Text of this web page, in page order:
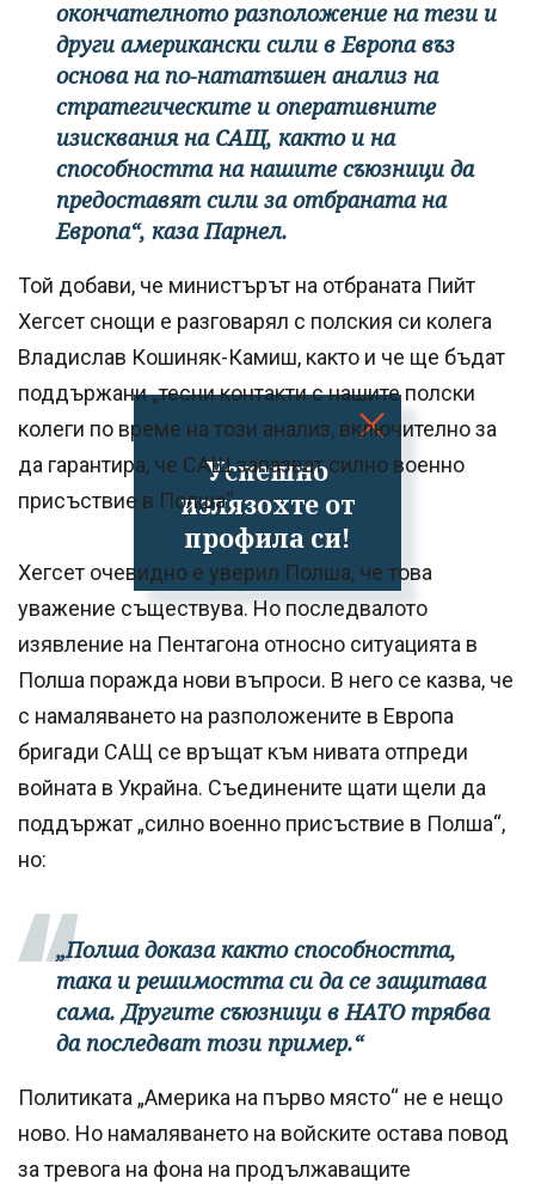
Успешно
излязохте от
профила си!
окончателното разположение на тези и
други американски сили в Европа въз
основа на по-нататъшен анализ на
стратегическите и оперативните
изисквания на САЩ, както и на
способността на нашите съюзници да
предоставят сили за отбраната на
Европа“, каза Парнел.
Той добави, че министърът на отбраната Пийт
Хегсет снощи е разговарял с полския си колега
Владислав Кошиняк-Камиш, както и че ще бъдат
поддържани „тесни контакти с нашите полски
колеги по време на този анализ, включително за
да гарантира, че САЩ запазват силно военно
присъствие в Полша“.
Хегсет очевидно е уверил Полша, че това
уважение съществува. Но последвалото
изявление на Пентагона относно ситуацията в
Полша поражда нови въпроси. В него се казва, че
с намаляването на разположените в Европа
бригади САЩ се връщат към нивата отпреди
войната в Украйна. Съединените щати щели да
поддържат „силно военно присъствие в Полша“,
но:
„Полша доказа както способността,
така и решимостта си да се защитава
сама. Другите съюзници в НАТО трябва
да последват този пример.“
Политиката „Америка на първо място“ не е нещо
ново. Но намаляването на войските остава повод
за тревога на фона на продължаващите